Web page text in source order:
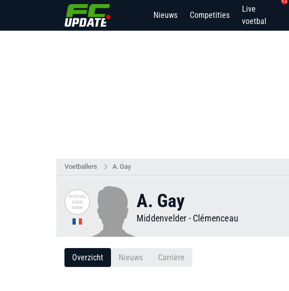
Nieuws Competities
Live
voetbal
Voetballers A. Gay
A. Gay
Middenvelder - Clémenceau
Overzicht Nieuws Carrière